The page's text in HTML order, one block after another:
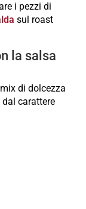
i pezzi di
sul roast
la salsa
di dolcezza
carattere